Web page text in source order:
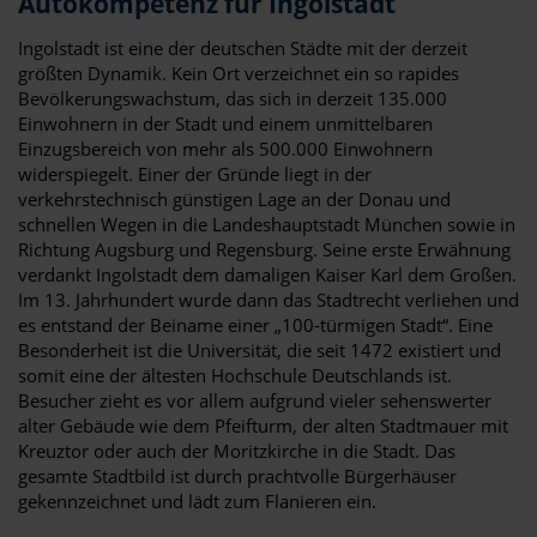
Ingolstadt ist eine der deutschen Städte mit der derzeit
größten Dynamik. Kein Ort verzeichnet ein so rapides
Bevölkerungswachstum, das sich in derzeit 135.000
Einwohnern in der Stadt und einem unmittelbaren
Einzugsbereich von mehr als 500.000 Einwohnern
widerspiegelt. Einer der Gründe liegt in der
verkehrstechnisch günstigen Lage an der Donau und
schnellen Wegen in die Landeshauptstadt München sowie in
Richtung Augsburg und Regensburg. Seine erste Erwähnung
verdankt Ingolstadt dem damaligen Kaiser Karl dem Großen.
Im 13. Jahrhundert wurde dann das Stadtrecht verliehen und
es entstand der Beiname einer „100-türmigen Stadt“. Eine
Besonderheit ist die Universität, die seit 1472 existiert und
somit eine der ältesten Hochschule Deutschlands ist.
Besucher zieht es vor allem aufgrund vieler sehenswerter
alter Gebäude wie dem Pfeifturm, der alten Stadtmauer mit
Kreuztor oder auch der Moritzkirche in die Stadt. Das
gesamte Stadtbild ist durch prachtvolle Bürgerhäuser
gekennzeichnet und lädt zum Flanieren ein.